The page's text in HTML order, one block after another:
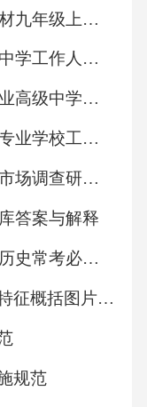
为本合同的
效力。8.2在
经对方书面
的，提出解
下列情形之
不可抗力等
通知后在合
法规规定的其
议解决9.1本
决均适用中
本合同过程
新版2026年秋人教版新教材九年级上册英语Unit 2 Inspiring People 单元测试卷（含答案）合集
2025宁波市北仑职业高级中学工作人员招聘考试试题
2025四川省乐山市第一职业高级中学工作人员招聘考试试题
2025固始县世纪职业中等专业学校工作人员招聘考试试题
2026年中国双保险弹子锁市场调查研究报告
答案与解释
2026年新教材八年级下册历史常考必背小论文汇编
八年级历史开学摸底阶段特征概括图片解读题高频题训练卷阶段诊断版
规范